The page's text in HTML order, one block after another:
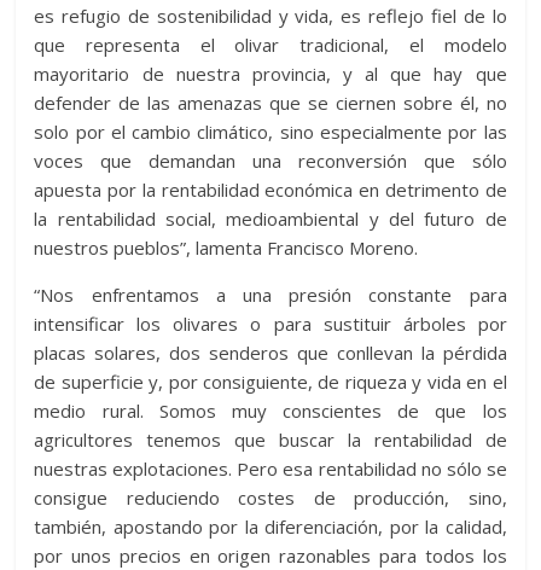
es refugio de sostenibilidad y vida, es reflejo fiel de lo
que representa el olivar tradicional, el modelo
mayoritario de nuestra provincia, y al que hay que
defender de las amenazas que se ciernen sobre él, no
solo por el cambio climático, sino especialmente por las
voces que demandan una reconversión que sólo
apuesta por la rentabilidad económica en detrimento de
la rentabilidad social, medioambiental y del futuro de
nuestros pueblos”, lamenta Francisco Moreno.
“Nos enfrentamos a una presión constante para
intensificar los olivares o para sustituir árboles por
placas solares, dos senderos que conllevan la pérdida
de superficie y, por consiguiente, de riqueza y vida en el
medio rural. Somos muy conscientes de que los
agricultores tenemos que buscar la rentabilidad de
nuestras explotaciones. Pero esa rentabilidad no sólo se
consigue reduciendo costes de producción, sino,
también, apostando por la diferenciación, por la calidad,
por unos precios en origen razonables para todos los